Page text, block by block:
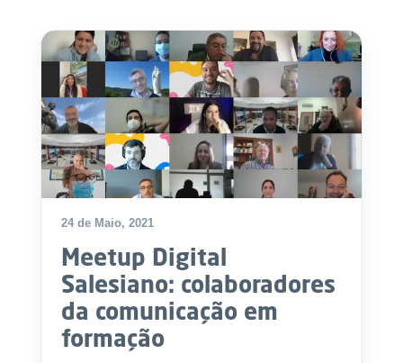
24 de Maio, 2021
Meetup Digital
Salesiano: colaboradores
da comunicação em
formação